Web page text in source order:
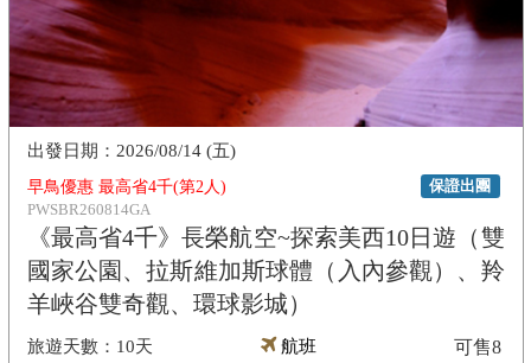
早鳥優惠 最高省4千(第2人)
PWSBR260814GA
《最高省4千》長榮航空~探索美西10日遊（雙
國家公園、拉斯維加斯球體（入內參觀）、羚
羊峽谷雙奇觀、環球影城）
保證出團
10天
2026/08/14 (五)
航班 可售8